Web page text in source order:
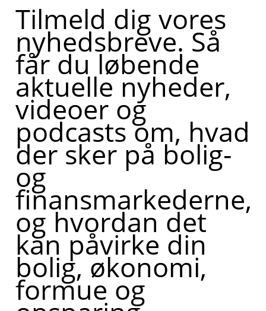
Tilmeld dig vores
nyhedsbreve. Så
får du løbende
aktuelle nyheder,
videoer og
podcasts om, hvad
der sker på bolig-
og
finansmarkederne,
og hvordan det
kan påvirke din
bolig, økonomi,
formue og